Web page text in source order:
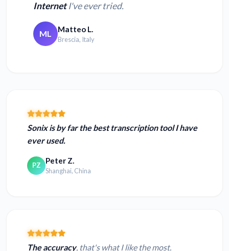
InternetI've ever tried.
ML Matteo L.
Brescia, Italy
Sonix is by far the best transcription tool I have
ever used.
PZ Peter Z.
Shanghai, China
The accuracy, that's what I like the most.